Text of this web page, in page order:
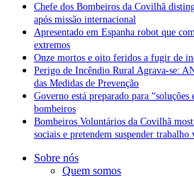
Chefe dos Bombeiros da Covilhã
após missão internacional
Apresentado em Espanha robot que
extremos
Onze mortos e oito feridos a fugir de
Perigo de Incêndio Rural Agrava-se:
das Medidas de Prevenção
Governo está preparado para
bombeiros
Bombeiros Voluntários da Covilhã
sociais e pretendem suspender
Sobre nós
Quem somos